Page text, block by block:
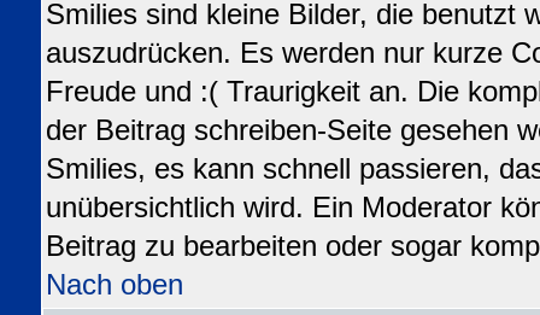
Smilies sind kleine Bilder, die benutzt
auszudrücken. Es werden nur kurze
Freude und :( Traurigkeit an. Die
der Beitrag schreiben-Seite gesehen
Smilies, es kann schnell passieren,
unübersichtlich wird. Ein Moderator
Beitrag zu bearbeiten oder sogar
Nach oben